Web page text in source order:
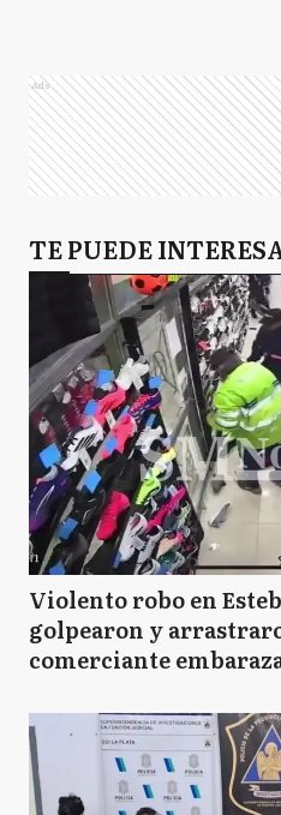
Ads
TE PUEDE
Violento robo en
golpearon y
comerciante